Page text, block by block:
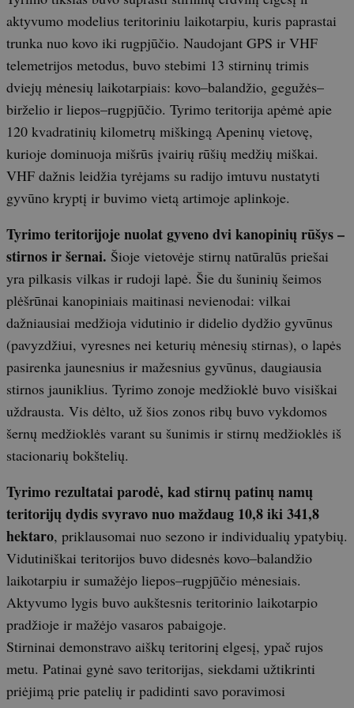
aktyvumo modelius teritoriniu laikotarpiu, kuris paprastai
trunka nuo kovo iki rugpjūčio. Naudojant GPS ir VHF
telemetrijos metodus, buvo stebimi 13 stirninų trimis
dviejų mėnesių laikotarpiais: kovo–balandžio, gegužės–
birželio ir liepos–rugpjūčio. Tyrimo teritorija apėmė apie
120 kvadratinių kilometrų miškingą Apeninų vietovę,
kurioje dominuoja mišrūs įvairių rūšių medžių miškai.
VHF dažnis leidžia tyrėjams su radijo imtuvu nustatyti
gyvūno kryptį ir buvimo vietą artimoje aplinkoje.
Tyrimo teritorijoje nuolat gyveno dvi kanopinių rūšys –
stirnos ir šernai. Šioje vietovėje stirnų natūralūs priešai
yra pilkasis vilkas ir rudoji lapė. Šie du šuninių šeimos
plėšrūnai kanopiniais maitinasi nevienodai: vilkai
dažniausiai medžioja vidutinio ir didelio dydžio gyvūnus
(pavyzdžiui, vyresnes nei keturių mėnesių stirnas), o lapės
pasirenka jaunesnius ir mažesnius gyvūnus, daugiausia
stirnos jauniklius. Tyrimo zonoje medžioklė buvo visiškai
uždrausta. Vis dėlto, už šios zonos ribų buvo vykdomos
šernų medžioklės varant su šunimis ir stirnų medžioklės iš
stacionarių bokštelių.
Tyrimo rezultatai parodė, kad stirnų patinų namų
teritorijų dydis svyravo nuo maždaug 10,8 iki 341,8
hektaro, priklausomai nuo sezono ir individualių ypatybių.
Vidutiniškai teritorijos buvo didesnės kovo–balandžio
laikotarpiu ir sumažėjo liepos–rugpjūčio mėnesiais.
Aktyvumo lygis buvo aukštesnis teritorinio laikotarpio
pradžioje ir mažėjo vasaros pabaigoje.
Stirninai demonstravo aiškų teritorinį elgesį, ypač rujos
metu. Patinai gynė savo teritorijas, siekdami užtikrinti
priėjimą prie patelių ir padidinti savo poravimosi